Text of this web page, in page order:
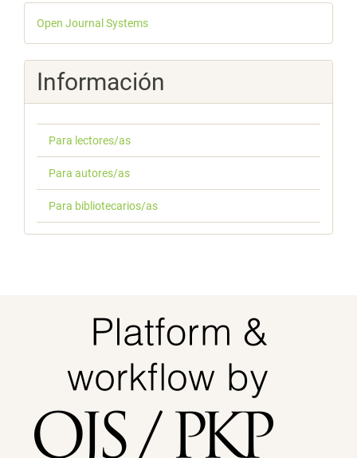
Desarrollado
por
Open Journal Systems
Información
Para lectores/as
Para autores/as
Para bibliotecarios/as